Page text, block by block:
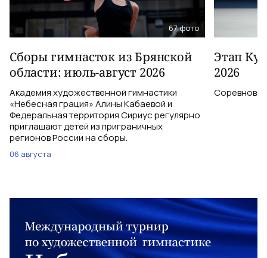
67фото
Сборы гимнасток из Брянской
области: июль-август 2026
Академия художественной гимнастики
«Небесная грация» Алины Кабаевой и
Федеральная территория Сириус регулярно
приглашают детей из приграничных
регионов России на сборы.
06 августа
Этап
2026